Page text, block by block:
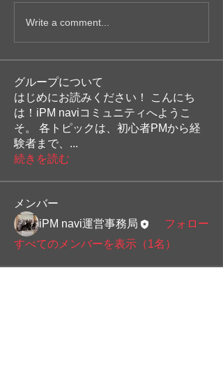
Write a comment...
グループについて
はじめにお読みください！ こんにち
は！iPM naviコミュニティへようこ
そ。 各トピックは、初心者PMから経
験者まで、 ...
続きを読む
メンバー
iPM navi運営事務局
フォロー
すべてのメンバーを表示（1名）